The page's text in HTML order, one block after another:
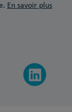
En savoir plus